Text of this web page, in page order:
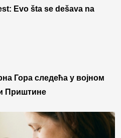
Evo šta se dešava na
Гора следећа у војном
Приштине